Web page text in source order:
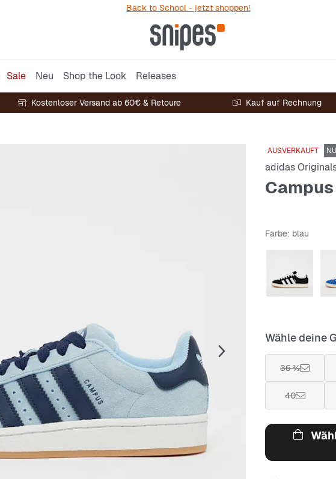
Back to School - jetzt shoppen!
Sale Neu Shop the Look Releases
Kostenloser Versand ab 60€ & Retoure Kauf auf Rechnung
AUSVERKAUFT
adidas
Farbe: blau
Wähle deine
36 ⅔
40